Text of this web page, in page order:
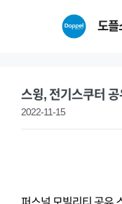
도플
스윙, 전기스쿠터
2022-11-15